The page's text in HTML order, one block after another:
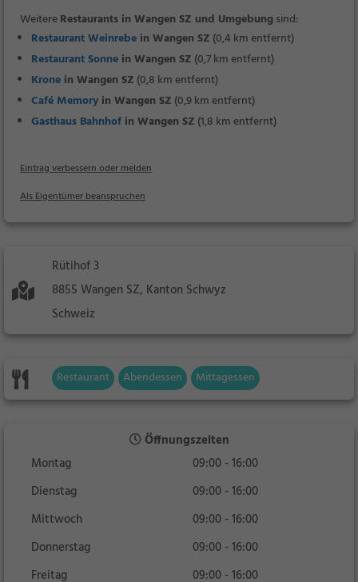
WeitereRestaurants in Wangen SZ und Umgebungsind:
Restaurant Weinrebe in Wangen SZ (0,4 km entfernt)
Restaurant Sonne in Wangen SZ (0,7 km entfernt)
Krone in Wangen SZ (0,8 km entfernt)
Café Memory in Wangen SZ (0,9 km entfernt)
Gasthaus Bahnhof in Wangen SZ (1,8 km entfernt)
Eintrag verbessern oder melden
Als Eigentümer beanspruchen
Rütihof 3
8855 Wangen SZ, Kanton Schwyz
Schweiz
Restaurant Abendessen Mittagessen
Öffnungszeiten
Montag
09:00 - 16:00
Dienstag
09:00 - 16:00
Mittwoch
09:00 - 16:00
Donnerstag
09:00 - 16:00
Freitag
09:00 - 16:00